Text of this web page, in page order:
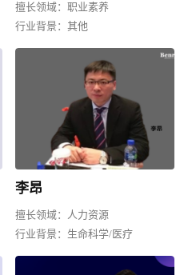
擅长领域：职业素养
行业背景：其他
李昂
擅长领域： 人力资源
行业背景： 生命科学/医疗